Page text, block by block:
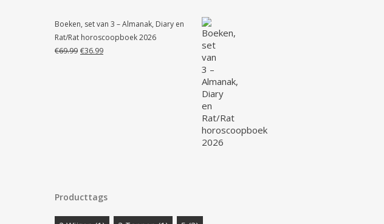
Boeken, set van 3 – Almanak, Diary en
Rat/Rat horoscoopboek 2026
€69.99 Oorspronkelijke
€36.99Huidige
Producttags